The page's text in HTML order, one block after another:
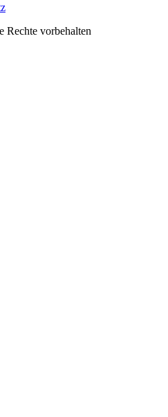
vorbehalten